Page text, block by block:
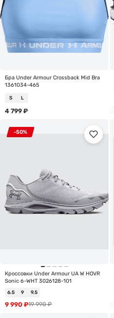
Бра Under Armour Crossback Mid Bra
1361034-465
S L
4 799 ₽
-50%
Кроссовки Under Armour UA W HOVR
Sonic 6-WHT 3026128-101
6.5 9 9.5
19 990₽
9 990 ₽